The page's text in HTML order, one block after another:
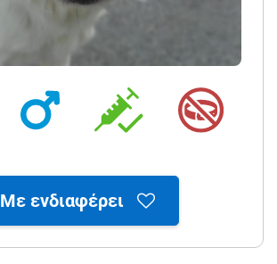
Με ενδιαφέρει